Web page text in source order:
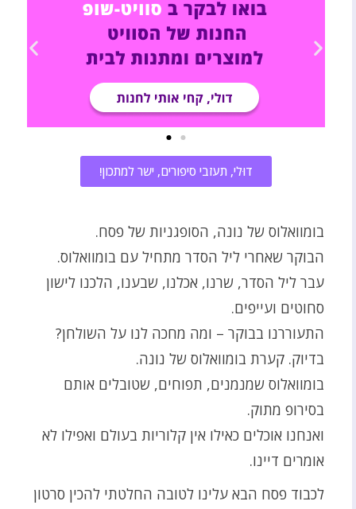
דוּלי, תעזבי סיפורים, ישר למתכון!
בומוואלוס של נונה, הסופגניות של פסח.
הבוקר שאחרי ליל הסדר מתחיל עם בומוואלוס.
עבר ליל הסדר, שרנו, אכלנו, שבענו, הלכנו לישון
סחוטים ועייפים.
התעוררנו בבוקר – ומה מחכה לנו על השולחן?
בדיוק. קערת בומוואלוס של נונה.
בומוואלוס שמנמנים, תפוחים, שטובלים אותם
בסירופ מתוק.
ואנחנו אוכלים כאילו אין קלוריות בעולם ואפילו לא
אומרים דיינו.
לכבוד פסח הבא עלינו לטובה החלטתי להכין סרטון